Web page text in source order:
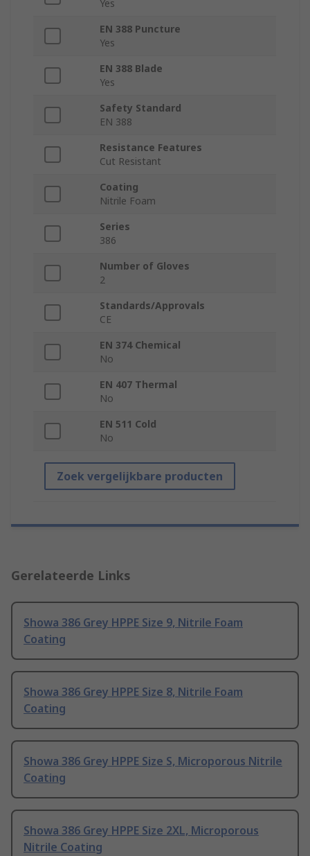
Yes
EN 388 Puncture
Yes
EN 388 Blade
Yes
Safety Standard
EN 388
Resistance Features
Cut Resistant
Coating
Nitrile Foam
Series
386
Number of Gloves
2
Standards/Approvals
CE
EN 374 Chemical
No
EN 407 Thermal
No
EN 511 Cold
No
Zoek vergelijkbare producten
Gerelateerde Links
Showa 386 Grey HPPE Size 9, Nitrile Foam
Coating
Showa 386 Grey HPPE Size 8, Nitrile Foam
Coating
Showa 386 Grey HPPE Size S, Microporous Nitrile
Coating
Showa 386 Grey HPPE Size 2XL, Microporous
Nitrile Coating